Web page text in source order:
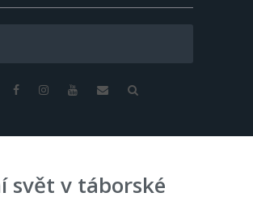
svět v táborské